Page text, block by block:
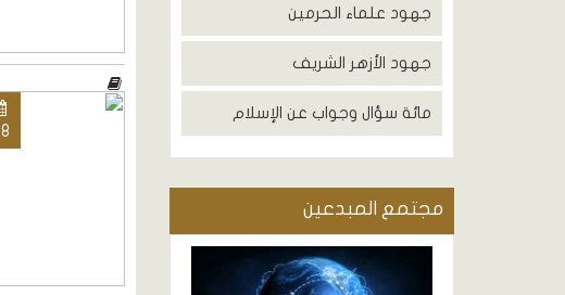
جهود علماء الحرمين
جهود الأزهر الشريف
مائة سؤال وجواب عن الإسلام
مجتمع المبدعين